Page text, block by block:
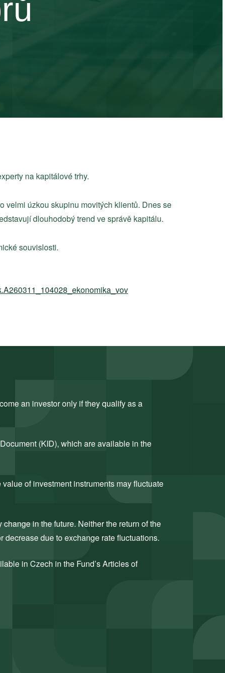
na kapitálové trhy.
velmi úzkou skupinu movitých klientů. Dnes se
dlouhodobý trend ve správě kapitálu.
souvislosti.
an investor only if they qualify as a
(KID), which are available in the
of investment instruments may fluctuate
in the future. Neither the return of the
due to exchange rate fluctuations.
in Czech in the Fund’s Articles of